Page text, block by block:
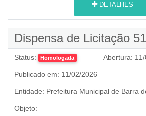
DETALHES
Dispensa de Licitação
Status: Homologada Abertura:
Publicado em: 11/02/2026
Entidade: Prefeitura Municipal de Barra
Objeto: